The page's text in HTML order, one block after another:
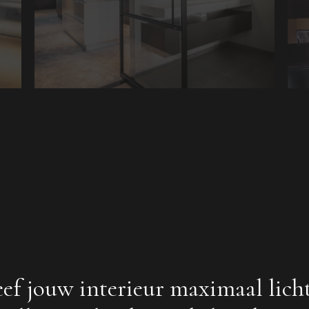
jouw interieur maximaal